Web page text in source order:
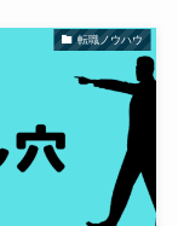
転職ノウハウ